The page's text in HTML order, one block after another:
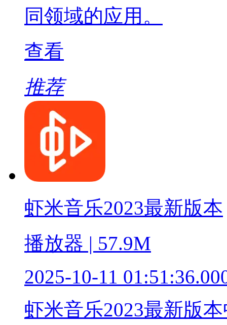
同领域的应用。
查看
推荐
虾米音乐2023最新版本
播放器 | 57.9M
2025-10-11
虾米音乐2023最新版